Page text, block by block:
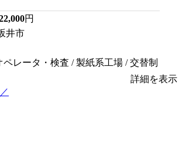
円
井市
ペレータ・検査 / 製紙系工場 / 交替制
詳細を表示